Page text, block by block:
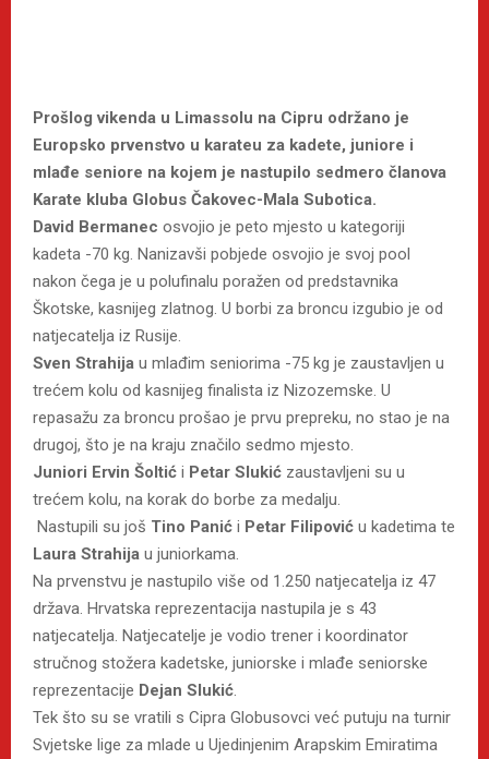
Prošlog vikenda u Limassolu na Cipru održano je
Europsko prvenstvo u karateu za kadete, juniore i
mlađe seniore na kojem je nastupilo sedmero članova
Karate kluba Globus Čakovec-Mala Subotica.
David Bermanec osvojio je peto mjesto u kategoriji
kadeta -70 kg. Nanizavši pobjede osvojio je svoj pool
nakon čega je u polufinalu poražen od predstavnika
Škotske, kasnijeg zlatnog. U borbi za broncu izgubio je od
natjecatelja iz Rusije.
Sven Strahija u mlađim seniorima -75 kg je zaustavljen u
trećem kolu od kasnijeg finalista iz Nizozemske. U
repasažu za broncu prošao je prvu prepreku, no stao je na
drugoj, što je na kraju značilo sedmo mjesto.
Juniori Ervin Šoltić i Petar Slukić zaustavljeni su u
trećem kolu, na korak do borbe za medalju.
Nastupili su još Tino Panić i Petar Filipović u kadetima te
Laura Strahija u juniorkama.
Na prvenstvu je nastupilo više od 1.250 natjecatelja iz 47
država. Hrvatska reprezentacija nastupila je s 43
natjecatelja. Natjecatelje je vodio trener i koordinator
stručnog stožera kadetske, juniorske i mlađe seniorske
reprezentacije Dejan Slukić.
Tek što su se vratili s Cipra Globusovci već putuju na turnir
Svjetske lige za mlade u Ujedinjenim Arapskim Emiratima